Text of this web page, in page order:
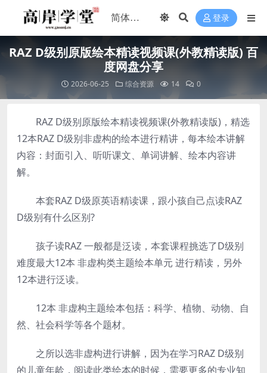
登录
RAZ D级别原版绘本精读视频课(外教精读版) 百
度网盘分享
2026-06-25 综合资源 14 0
RAZ D级别原版绘本精读视频课(外教精读版)，精选
12本RAZ D级别非虚构的绘本进行精讲，每本绘本讲解
内容：封面引入、听听课文、单词讲解、绘本内容讲
解。
本套RAZ D级原英语精读课，跟小孩自己点读RAZ
D级别有什么区别?
孩子读RAZ 一般都是泛读，本套课程挑选了D级别
难度最大12本 非虚构类主题绘本单元 进行精读，另外
12本进行泛读。
12本 非虚构主题绘本包括：科学、植物、动物、自
然、社会科学等各个题材。
之所以选非虚构进行讲解，因为在学习RAZ D级别
的儿童年龄，阅读此类绘本的时候，需要更多的专业知